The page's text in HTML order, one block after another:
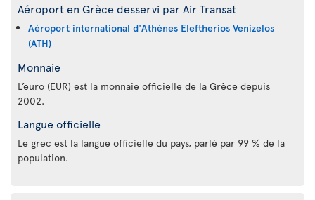
Aéroport en Grèce desservi par Air Transat
Aéroport international d'Athènes Eleftherios Venizelos
(ATH)
Monnaie
L’euro (EUR) est la monnaie officielle de la Grèce depuis
2002.
Langue officielle
Le grec est la langue officielle du pays, parlé par 99 % de la
population.